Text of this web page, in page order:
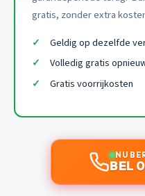
gratis, zonder extra
Geldig op dezelfde
Volledig gratis
Gratis voorrijkosten
NU
BEL